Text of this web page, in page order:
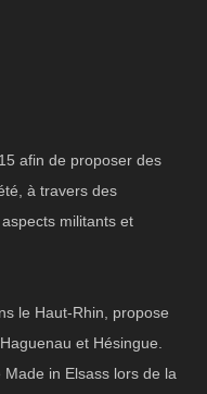
afin de proposer des
à travers des
militants et
le Haut-Rhin, propose
et Hésingue.
in Elsass lors de la